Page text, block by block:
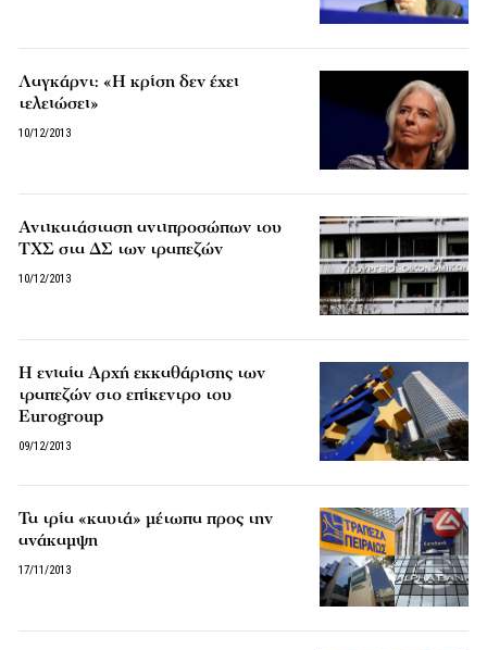
Λαγκάρντ: «Η κρίση δεν έχει
τελειώσει»
10/12/2013
Αντικατάσταση αντιπροσώπων του
ΤΧΣ στα ΔΣ των τραπεζών
10/12/2013
Η ενιαία Αρχή εκκαθάρισης των
τραπεζών στο επίκεντρο του
Eurogroup
09/12/2013
Τα τρία «καυτά» μέτωπα προς την
ανάκαμψη
17/11/2013